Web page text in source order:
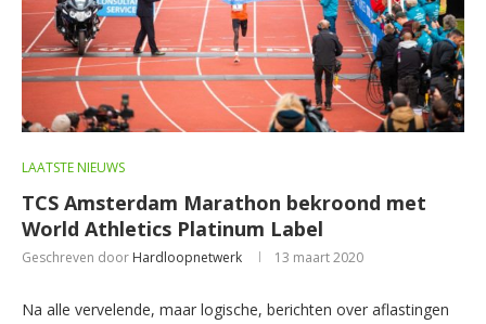
LAATSTE NIEUWS
TCS Amsterdam Marathon bekroond met
World Athletics Platinum Label
Geschreven door Hardloopnetwerk 13 maart 2020
Na alle vervelende, maar logische, berichten over aflastingen